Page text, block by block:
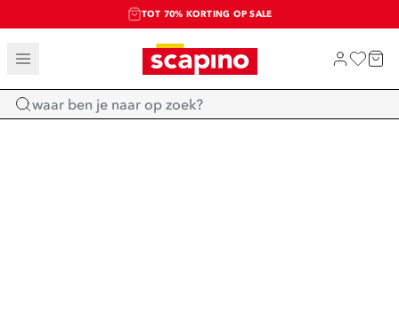
TOT 70% KORTING OP SALE
SALE: LAATSTE KANS!
SHOP NIEUW
Home